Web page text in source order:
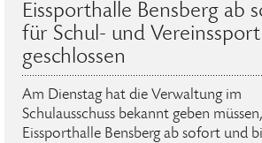
Eissporthalle Bensberg ab
für Schul- und Vereinssport
geschlossen
Am Dienstag hat die Verwaltung im
Schulausschuss bekannt geben
Eissporthalle Bensberg ab sofort und